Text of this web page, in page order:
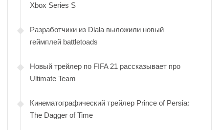
Xbox Series S
Разработчики из Dlala выложили новый
геймплей battletoads
Новый трейлер по FIFA 21 рассказывает про
Ultimate Team
Кинематографический трейлер Prince of Persia:
The Dagger of Time